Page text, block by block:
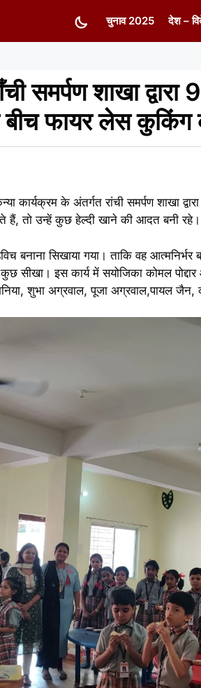
चुनाव 2025 देश –
समर्पण शाखा
फायर लेस कुकिंग
कार्यक्रम के अंतर्गत रांची समर्पण शाखा
तो उन्हें कुछ हेल्दी खाने की आदत बनी रहे।
बनाना सिखाया गया। ताकि वह आत्मनिर्भर
इस कार्य में सयोजिका कोमल पोद्दार
शुभा अग्रवाल, पूजा अग्रवाल,पायल जैन,